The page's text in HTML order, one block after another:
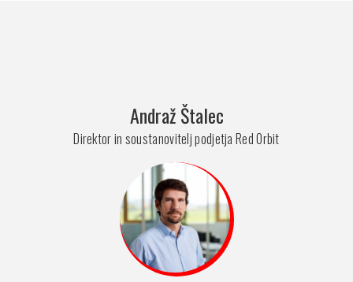
Andraž Štalec
Direktor in soustanovitelj podjetja Red Orbit